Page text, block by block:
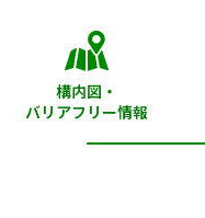
構内図・
バリアフリー情報